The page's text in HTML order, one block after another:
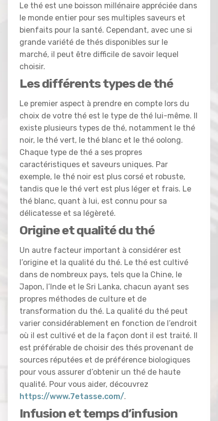
Le thé est une boisson millénaire appréciée dans
le monde entier pour ses multiples saveurs et
bienfaits pour la santé. Cependant, avec une si
grande variété de thés disponibles sur le
marché, il peut être difficile de savoir lequel
choisir.
Les différents types de thé
Le premier aspect à prendre en compte lors du
choix de votre thé est le type de thé lui-même. Il
existe plusieurs types de thé, notamment le thé
noir, le thé vert, le thé blanc et le thé oolong.
Chaque type de thé a ses propres
caractéristiques et saveurs uniques. Par
exemple, le thé noir est plus corsé et robuste,
tandis que le thé vert est plus léger et frais. Le
thé blanc, quant à lui, est connu pour sa
délicatesse et sa légèreté.
Origine et qualité du thé
Un autre facteur important à considérer est
l’origine et la qualité du thé. Le thé est cultivé
dans de nombreux pays, tels que la Chine, le
Japon, l’Inde et le Sri Lanka, chacun ayant ses
propres méthodes de culture et de
transformation du thé. La qualité du thé peut
varier considérablement en fonction de l’endroit
où il est cultivé et de la façon dont il est traité. Il
est préférable de choisir des thés provenant de
sources réputées et de préférence biologiques
pour vous assurer d’obtenir un thé de haute
qualité. Pour vous aider, découvrez
https://www.7etasse.com/.
Infusion et temps d’infusion